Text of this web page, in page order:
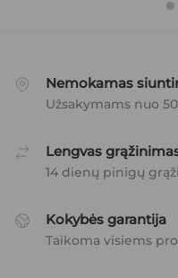
Nemokamas
Užsakymams nuo
Lengvas
14 dienų pinigų
Kokybės garantija
Taikoma visiems